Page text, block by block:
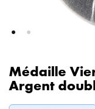
Médaille
Argent